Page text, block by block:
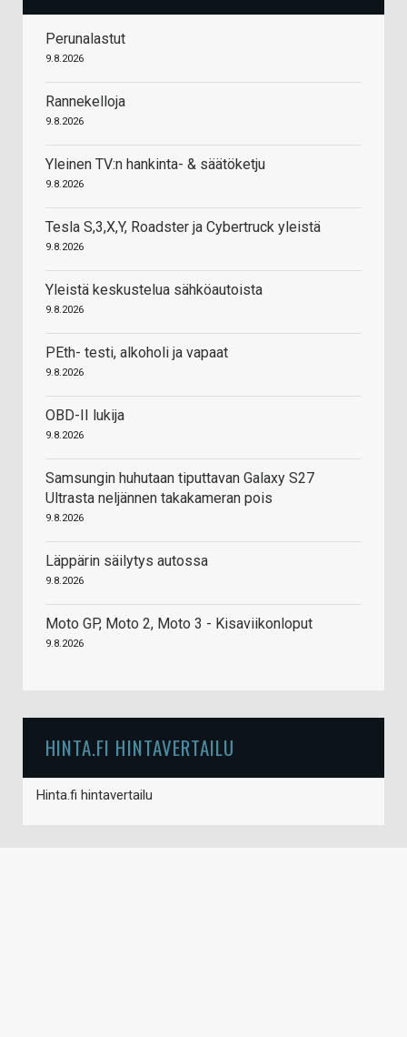
Perunalastut
9.8.2026
Rannekelloja
9.8.2026
Yleinen TV:n hankinta- & säätöketju
9.8.2026
Tesla S,3,X,Y, Roadster ja Cybertruck yleistä
9.8.2026
Yleistä keskustelua sähköautoista
9.8.2026
PEth- testi, alkoholi ja vapaat
9.8.2026
OBD-II lukija
9.8.2026
Samsungin huhutaan tiputtavan Galaxy S27
Ultrasta neljännen takakameran pois
9.8.2026
Läppärin säilytys autossa
9.8.2026
Moto GP, Moto 2, Moto 3 - Kisaviikonloput
9.8.2026
HINTA.FI HINTAVERTAILU
Hinta.fi hintavertailu